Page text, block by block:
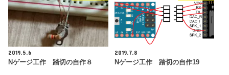
2019.5.6
Nゲージ工作 踏切の自作８
2019.7.8
Nゲージ工作 踏切の自作19